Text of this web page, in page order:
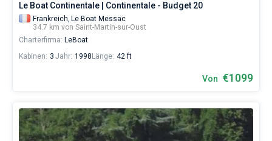
Le Boat Continentale | Continentale - Budget 20
Frankreich, Le Boat Messac
34.7 km von Saint-Martin-sur-Oust
Charterfirma: LeBoat
Kabinen: 3 Jahr: 1998 Länge: 42 ft
Von €1099